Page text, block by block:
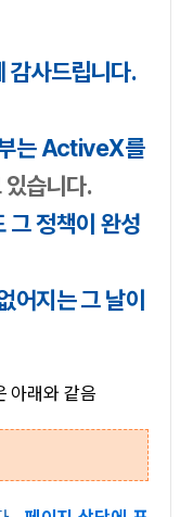
감사드립니다.
는 ActiveX를
습니다.
그 정책이 완성
어지는 그 날이
아래와 같음